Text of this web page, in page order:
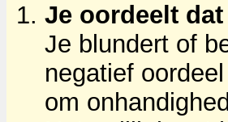
Je oordeelt
Je blundert of
negatief
om